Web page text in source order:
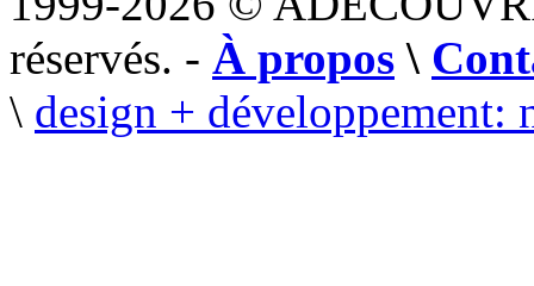
réservés. - À propos \
\ design + développement: